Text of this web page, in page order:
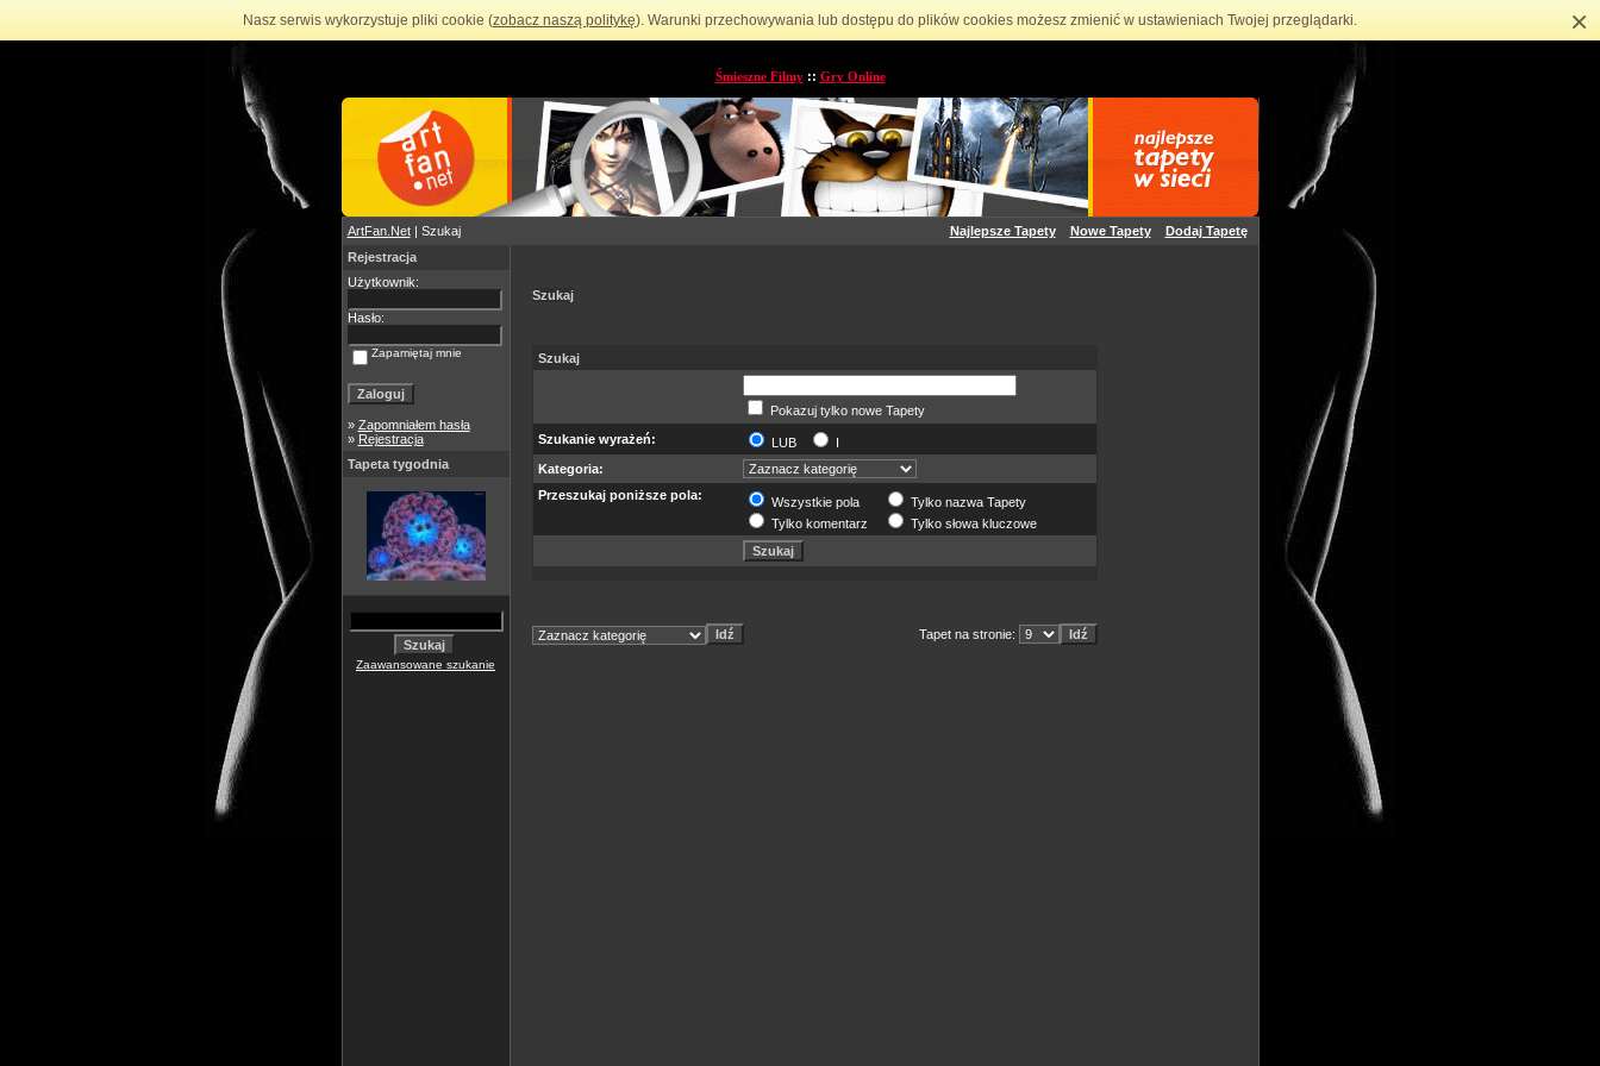
Nasz serwis wykorzystuje pliki cookie (zobacz naszą politykę). Warunki przechowywania lub dostępu do plików cookies możesz zmienić w ustawieniach Twojej przeglądarki. ×
Śmieszne Filmy:: Gry Online
ArtFan.Net| Szukaj Najlepsze Tapety Nowe Tapety
Dodaj Tapetę
Rejestracja
Użytkownik:
Hasło:
Zapamiętaj mnie
» Zapomniałem hasła
» Rejestracja
Tapeta tygodnia
Zaawansowane szukanie
Szukaj
Szukaj
Pokazuj tylko nowe Tapety
Szukanie wyrażeń:
LUB
I
Kategoria:
Przeszukaj poniższe pola:
Wszystkie pola
Tylko nazwa Tapety
Tylko komentarz
Tylko słowa kluczowe
Tapet na stronie: